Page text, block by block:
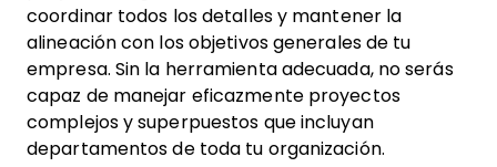
coordinar todos los detalles y mantener la
alineación con los objetivos generales de tu
empresa. Sin la herramienta adecuada, no serás
capaz de manejar eficazmente proyectos
complejos y superpuestos que incluyan
departamentos de toda tu organización.